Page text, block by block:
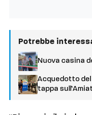
Potrebbe
Nuova casina
Acquedotto del
tappa